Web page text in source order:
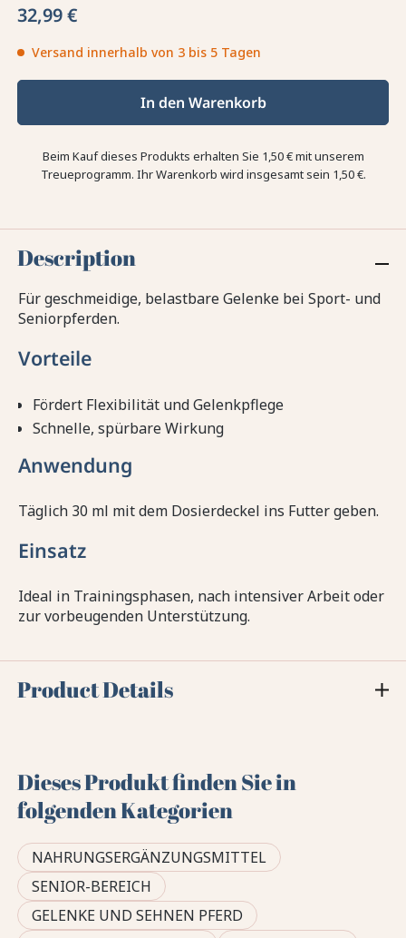
32,99 €
Versand innerhalb von 3 bis 5 Tagen
In den Warenkorb
Beim Kauf dieses Produkts erhalten Sie 1,50 €mit unserem
Treueprogramm. Ihr Warenkorb wird insgesamt sein 1,50 €.
Description
Für geschmeidige, belastbare Gelenke bei Sport- und
Seniorpferden.
Vorteile
Fördert Flexibilität und Gelenkpflege
Schnelle, spürbare Wirkung
Anwendung
Täglich 30 ml mit dem Dosierdeckel ins Futter geben.
Einsatz
Ideal in Trainingsphasen, nach intensiver Arbeit oder
zur vorbeugenden Unterstützung.
Product Details
Dieses Produkt finden Sie in
folgenden Kategorien
NAHRUNGSERGÄNZUNGSMITTEL
SENIOR-BEREICH
GELENKE UND SEHNEN PFERD